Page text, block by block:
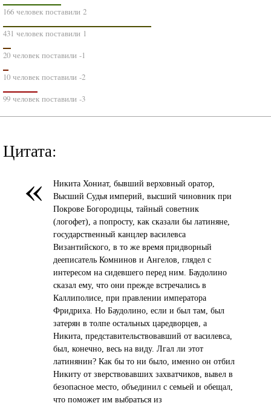
166 человек поставили 2
431 человек поставили 1
20 человек поставили -1
10 человек поставили -2
99 человек поставили -3
Цитата:
«
Никита Хониат, бывший верховный оратор,
Высший Судья империй, высший чиновник при
Покрове Богородицы, тайный советник
(логофет), а попросту, как сказали бы латиняне,
государственный канцлер василевса
Византийского, в то же время придворный
дееписатель Комнинов и Ангелов, глядел с
интересом на сидевшего перед ним. Баудолино
сказал ему, что они прежде встречались в
Каллиполисе, при правлении императора
Фридриха. Но Баудолино, если и был там, был
затерян в толпе остальных царедворцев, а
Никита, представительствовавший от василевса,
был, конечно, весь на виду. Лгал ли этот
латинянин? Как бы то ни было, именно он отбил
Никиту от зверствовавших захватчиков, вывел в
безопасное место, объединил с семьей и обещал,
что поможет им выбраться из